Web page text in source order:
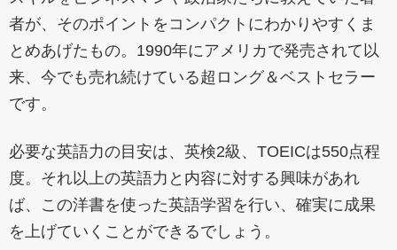
者が、そのポイントをコンパクトにわかりやすくま
とめあげたもの。1990年にアメリカで発売されて以
来、今でも売れ続けている超ロング＆ベストセラー
です。
必要な英語力の目安は、英検2級、TOEICは550点程
度。それ以上の英語力と内容に対する興味があれ
ば、この洋書を使った英語学習を行い、確実に成果
を上げていくことができるでしょう。